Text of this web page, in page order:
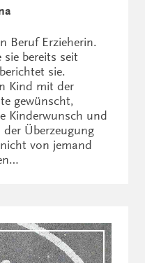
Beruf Erzieherin.
sie bereits seit
sie.
Kind mit der
gewünscht,
Kinderwunsch und
Überzeugung
von jemand